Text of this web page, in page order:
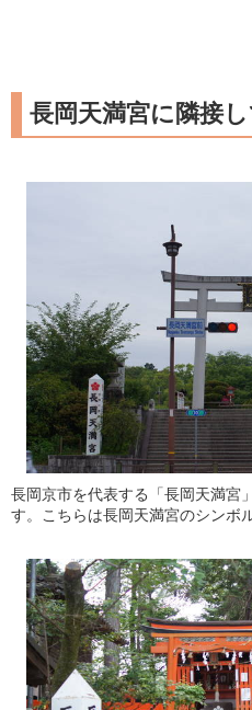
長岡天満宮に隣接
長岡京市を代表する「長岡天満宮
す。こちらは長岡天満宮のシンボ